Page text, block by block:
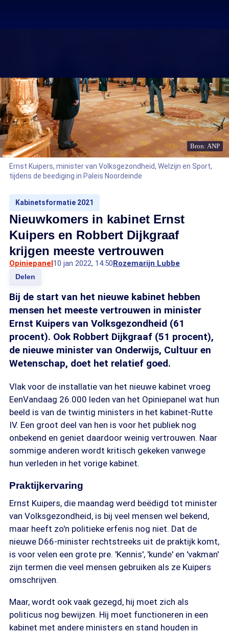
Bron: ANP
Ernst Kuipers, minister van Volksgezondheid, Welzijn en Sport,
tijdens de beediging in Paleis Noordeinde
Kabinetsformatie 2021
Nieuwkomers in kabinet Ernst
Kuipers en Robbert Dijkgraaf
krijgen meeste vertrouwen
Opiniepanel10 jan 2022, 14:50Rozemarijn Lubbe
Delen
Bij de start van het nieuwe kabinet hebben
mensen het meeste vertrouwen in minister
Ernst Kuipers van Volksgezondheid (61
procent). Ook Robbert Dijkgraaf (51 procent),
de nieuwe minister van Onderwijs, Cultuur en
Wetenschap, doet het relatief goed.
Vlak voor de installatie van het nieuwe kabinet vroeg
EenVandaag 26.000 leden van het Opiniepanel wat hun
beeld is van de twintig ministers in het kabinet-Rutte
IV. Een groot deel van hen is voor het publiek nog
onbekend en geniet daardoor weinig vertrouwen. Naar
sommige anderen wordt kritisch gekeken vanwege
hun verleden in het vorige kabinet.
Praktijkervaring
Ernst Kuipers, die maandag werd beëdigd tot minister
van Volksgezondheid, is bij veel mensen wel bekend,
maar heeft zo'n politieke erfenis nog niet. Dat de
nieuwe D66-minister rechtstreeks uit de praktijk komt,
is voor velen een grote pre. 'Kennis', 'kunde' en 'vakman'
zijn termen die veel mensen gebruiken als ze Kuipers
omschrijven.
Maar, wordt ook vaak gezegd, hij moet zich als
politicus nog bewijzen. Hij moet functioneren in een
kabinet met andere ministers en stand houden in